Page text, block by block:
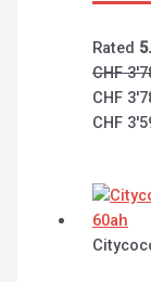
Rated
CHF
CHF
CHF